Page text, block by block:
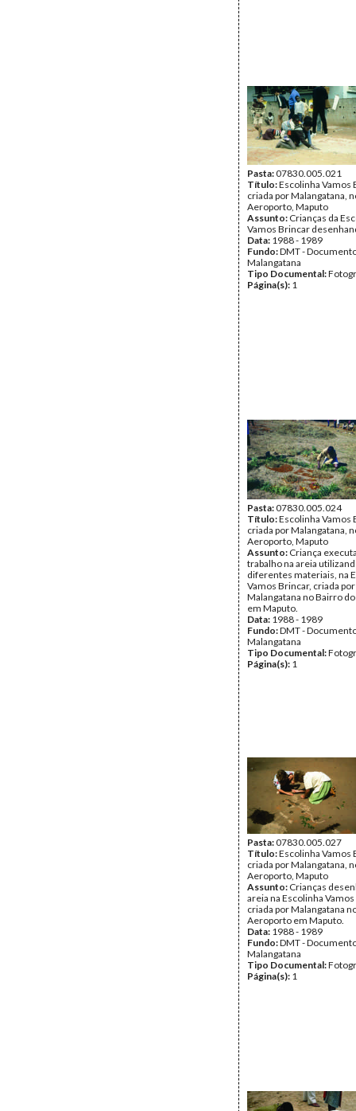
Pasta:07830.005.021
Título:Escolinha Vamos
criada por Malangatana,
Aeroporto, Maputo
Assunto: Crianças da
Vamos Brincar
Data: 1988 - 1989
Fundo:DMT -
Malangatana
Tipo Documental:
Página(s): 1
Pasta:07830.005.024
Título:Escolinha Vamos
criada por Malangatana,
Aeroporto, Maputo
Assunto: Criança
trabalho na areia
diferentes materiais, na
Vamos Brincar, criada por
Malangatana no Bairro
em Maputo.
Data: 1988 - 1989
Fundo:DMT -
Malangatana
Tipo Documental:
Página(s): 1
Pasta:07830.005.027
Título:Escolinha Vamos
criada por Malangatana,
Aeroporto, Maputo
Assunto: Crianças
areia na Escolinha
criada por Malangatana
Aeroporto em Maputo.
Data: 1988 - 1989
Fundo:DMT -
Malangatana
Tipo Documental:
Página(s): 1